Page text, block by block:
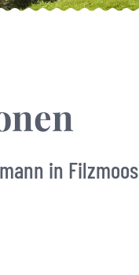
in Filzmoos